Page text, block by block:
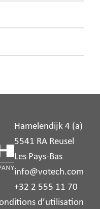
Hamelendijk 4 (a)
5541 RA Reusel
Les Pays-Bas
info@votech.com
+32 2 555 11 70
d’utilisation